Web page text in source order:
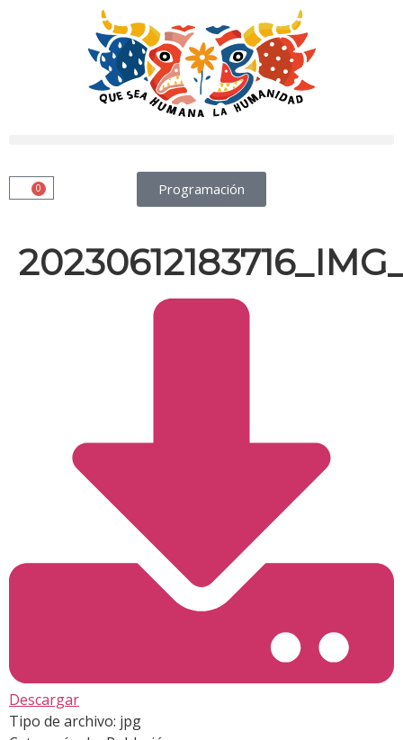
Programación
0
Descargar
Tipo de archivo: jpg